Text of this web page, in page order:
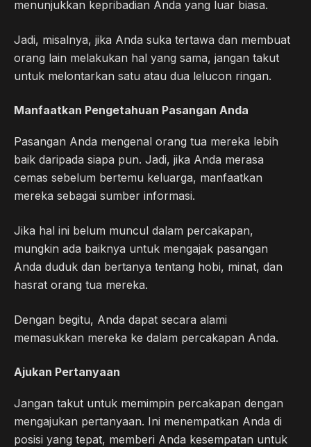
menunjukkan kepribadian Anda yang luar biasa.
Jadi, misalnya, jika Anda suka tertawa dan membuat
orang lain melakukan hal yang sama, jangan takut
untuk melontarkan satu atau dua lelucon ringan.
Manfaatkan Pengetahuan Pasangan Anda
Pasangan Anda mengenal orang tua mereka lebih
baik daripada siapa pun. Jadi, jika Anda merasa
cemas sebelum bertemu keluarga, manfaatkan
mereka sebagai sumber informasi.
Jika hal ini belum muncul dalam percakapan,
mungkin ada baiknya untuk mengajak pasangan
Anda duduk dan bertanya tentang hobi, minat, dan
hasrat orang tua mereka.
Dengan begitu, Anda dapat secara alami
memasukkan mereka ke dalam percakapan Anda.
Ajukan Pertanyaan
Jangan takut untuk memimpin percakapan dengan
mengajukan pertanyaan. Ini menempatkan Anda di
posisi yang tepat, memberi Anda kesempatan untuk